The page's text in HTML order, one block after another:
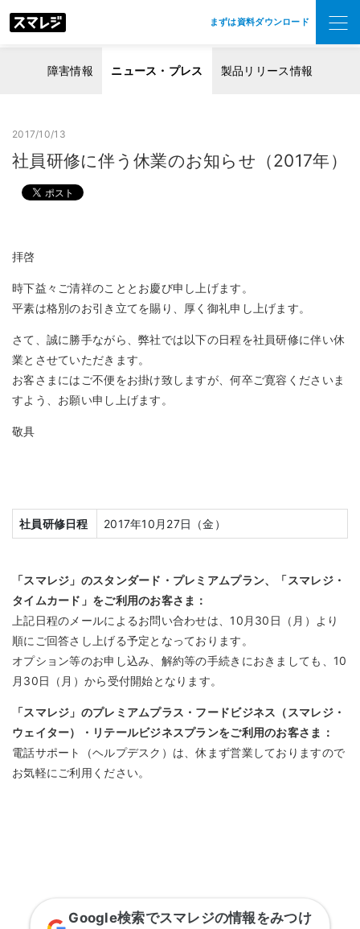
まずは資料ダウンロード
障害情報 ニュース・プレス 製品リリース情報
2017/10/13
社員研修に伴う休業のお知らせ（2017年）
拝啓
時下益々ご清祥のこととお慶び申し上げます。
平素は格別のお引き立てを賜り、厚く御礼申し上げます。
さて、誠に勝手ながら、弊社では以下の日程を社員研修に伴い休
業とさせていただきます。
お客さまにはご不便をお掛け致しますが、何卒ご寛容くださいま
すよう、お願い申し上げます。
敬具
社員研修日程 2017年10月27日（金）
「スマレジ」のスタンダード・プレミアムプラン、「スマレジ・
タイムカード」をご利用のお客さま：
上記日程のメールによるお問い合わせは、10月30日（月）より
順にご回答さし上げる予定となっております。
オプション等のお申し込み、解約等の手続きにおきましても、10
月30日（月）から受付開始となります。
「スマレジ」のプレミアムプラス・フードビジネス（スマレジ・
ウェイター）・リテールビジネスプランをご利用のお客さま：
電話サポート（ヘルプデスク）は、休まず営業しておりますので
お気軽にご利用ください。
Google検索でスマレジの情報をみつけ